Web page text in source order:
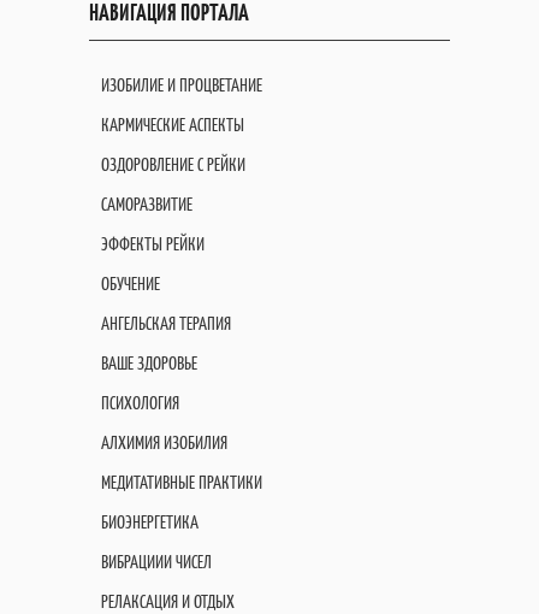
НАВИГАЦИЯ ПОРТАЛА
ИЗОБИЛИЕ И ПРОЦВЕТАНИЕ
КАРМИЧЕСКИЕ АСПЕКТЫ
ОЗДОРОВЛЕНИЕ С РЕЙКИ
САМОРАЗВИТИЕ
ЭФФЕКТЫ РЕЙКИ
ОБУЧЕНИЕ
АНГЕЛЬСКАЯ ТЕРАПИЯ
ВАШЕ ЗДОРОВЬЕ
ПСИХОЛОГИЯ
АЛХИМИЯ ИЗОБИЛИЯ
МЕДИТАТИВНЫЕ ПРАКТИКИ
БИОЭНЕРГЕТИКА
ВИБРАЦИИИ ЧИСЕЛ
РЕЛАКСАЦИЯ И ОТДЫХ